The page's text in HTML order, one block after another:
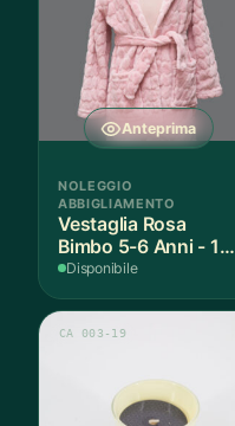
Anteprima
NOLEGGIO
ABBIGLIAMENTO
Vestaglia Rosa
Bimbo 5-6 Anni - 1
Pezzo
Disponibile
CA 003-19